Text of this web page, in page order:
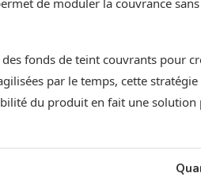
fonds de teint couvrants pour
par le temps, cette
du produit en fait une